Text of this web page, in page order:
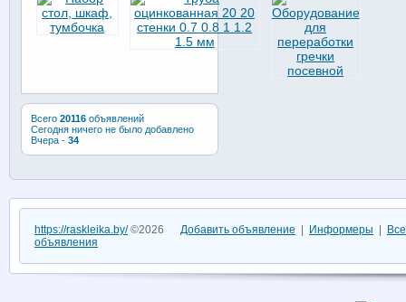
Всего 20116объявлений
Сегодня ничего не было добавлено
Вчера - 34
https://raskleika.by/©2026 Добавить объявление Информеры
объявления